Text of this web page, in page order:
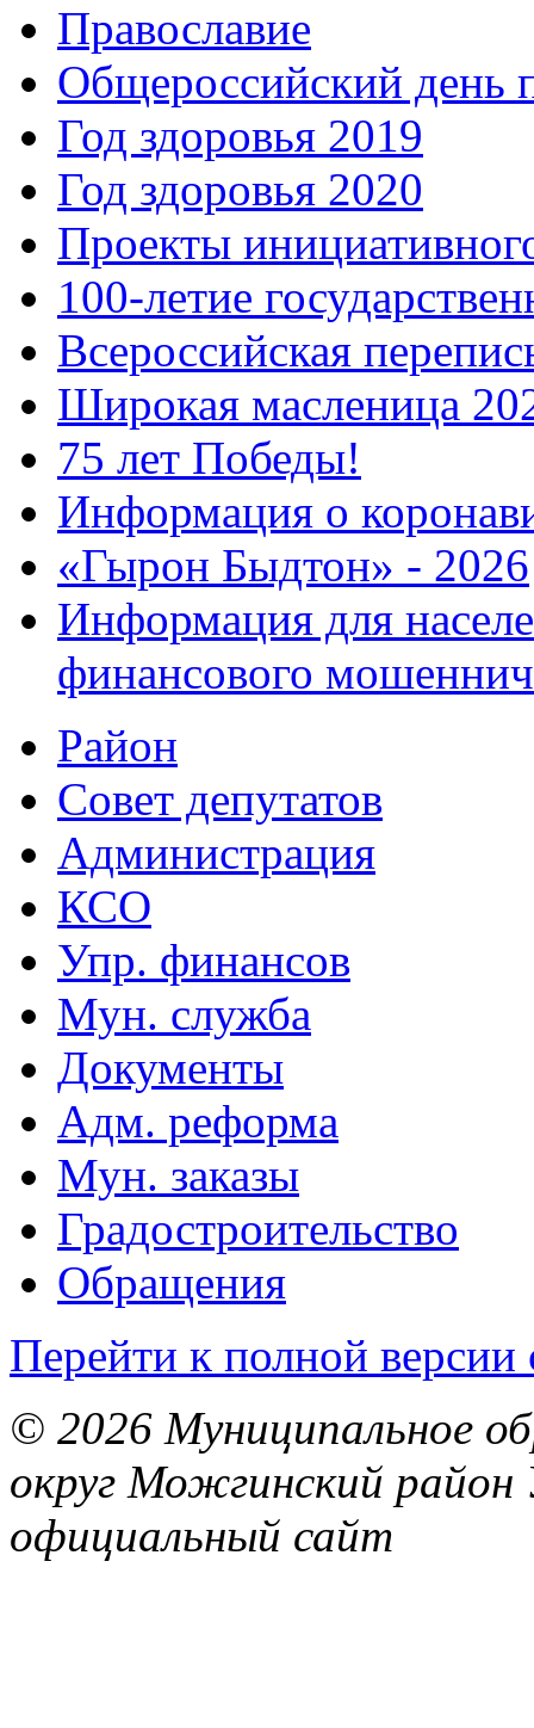
Православие
Общероссийский день
Год здоровья 2019
Год здоровья 2020
Проекты
100-летие
Всероссийская
Широкая масленица
75 лет Победы!
Информация о
«Гырон Быдтон» - 2026
Информация для
финансового
Район
Совет депутатов
Администрация
КСО
Упр. финансов
Мун. служба
Документы
Адм. реформа
Мун. заказы
Градостроительство
Обращения
Перейти к полной версии
© 2026 Муниципальное
округ Можгинский район
официальный сайт